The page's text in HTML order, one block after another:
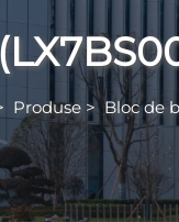
Produse > Bloc de